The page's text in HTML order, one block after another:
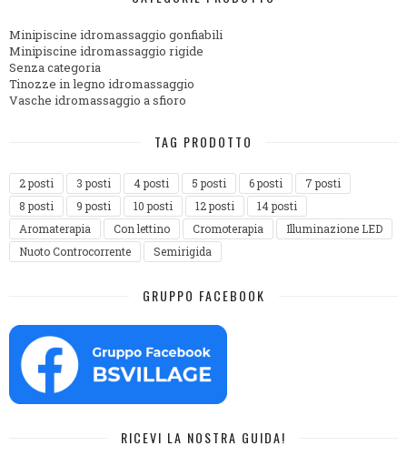
Minipiscine idromassaggio gonfiabili
Minipiscine idromassaggio rigide
Senza categoria
Tinozze in legno idromassaggio
Vasche idromassaggio a sfioro
TAG PRODOTTO
2 posti 3 posti 4 posti 5 posti 6 posti
7 posti
8 posti
9 posti 10 posti 12 posti
14 posti
Aromaterapia
Con lettino Cromoterapia
Illuminazione LED
Nuoto Controcorrente
Semirigida
GRUPPO FACEBOOK
RICEVI LA NOSTRA GUIDA!